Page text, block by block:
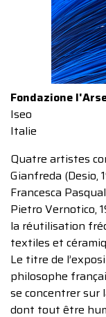
Fondazione
Iseo
Italie
Quatre artistes
Gianfreda (Desio,
Francesca
Pietro Vernotico,
la réutilisation
textiles et
Le titre de
philosophe
se concentrer sur
dont tout être